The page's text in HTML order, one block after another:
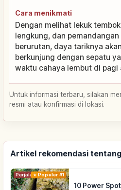
Cara menikmati
Dengan melihat lekuk
lengkung, dan
berurutan, daya tariknya
berkunjung dengan sepatu
waktu cahaya lembut di pagi
Untuk informasi terbaru, silakan
resmi atau konfirmasi di lokasi.
Artikel rekomendasi
PerjalananPopuler #1
10 Power